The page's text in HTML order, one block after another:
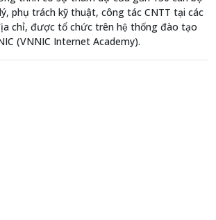
phụ trách kỹ thuật, công tác CNTT tại các
chỉ, được tổ chức trên hệ thống đào tạo
(VNNIC Internet Academy).